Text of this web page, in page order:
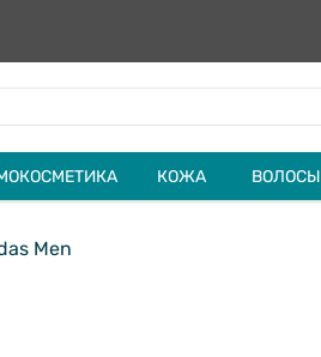
КОЖА ВОЛОСЫ
Men